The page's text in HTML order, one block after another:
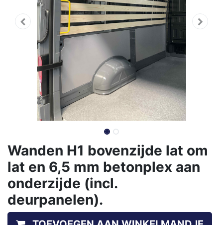
Wanden H1 bovenzijde lat om
lat en 6,5 mm betonplex aan
onderzijde (incl.
deurpanelen).